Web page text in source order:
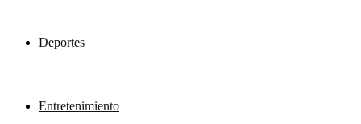
Deportes
Entretenimiento